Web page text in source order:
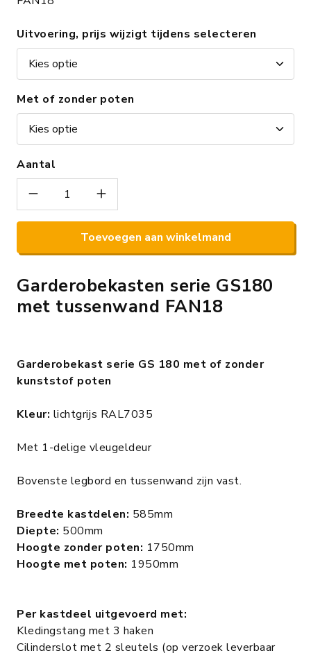
Uitvoering, prijs wijzigt tijdens selecteren
Met of zonder poten
Aantal
Toevoegen aan winkelmand
Garderobekasten serie GS180
met tussenwand FAN18
Garderobekast serie GS 180 met of zonder
kunststof poten
Kleur: lichtgrijs RAL7035
Met 1-delige vleugeldeur
Bovenste legbord en tussenwand zijn vast.
Breedte kastdelen: 585mm
Diepte: 500mm
Hoogte zonder poten: 1750mm
Hoogte met poten: 1950mm
Per kastdeel uitgevoerd met:
Kledingstang met 3 haken
Cilinderslot met 2 sleutels (op verzoek leverbaar